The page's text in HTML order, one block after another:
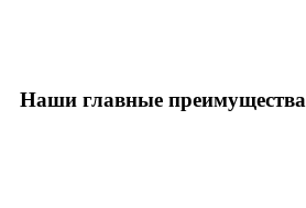
Наши главные преимущества